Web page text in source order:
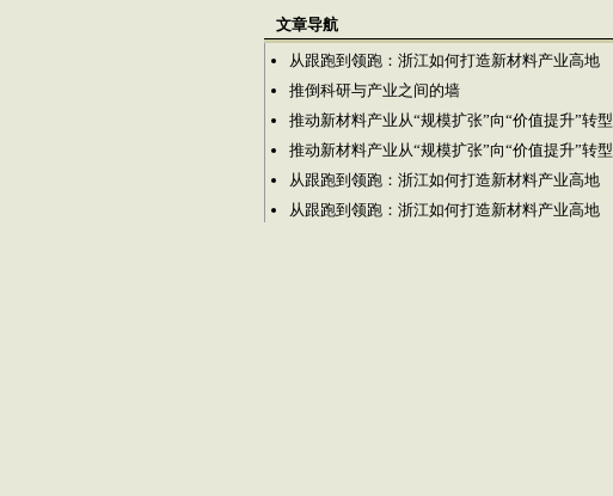
文章导航
从跟跑到领跑：浙江如何打造新材料产业高地
推倒科研与产业之间的墙
推动新材料产业从“规模扩张”向“价值提升”转型
推动新材料产业从“规模扩张”向“价值提升”转型
从跟跑到领跑：浙江如何打造新材料产业高地
从跟跑到领跑：浙江如何打造新材料产业高地